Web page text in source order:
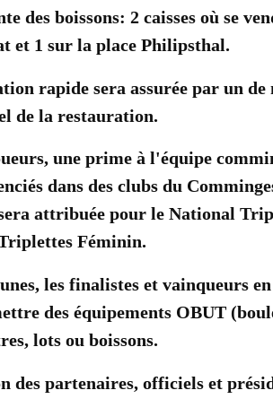
des boissons: 2 caisses où se
et 1 sur la place Philipsthal.
rapide sera assurée par un de
de la restauration.
une prime à l'équipe
dans des clubs du
attribuée pour le National
Féminin.
les finalistes et vainqueurs
des équipements OBUT
lots ou boissons.
des partenaires, officiels et